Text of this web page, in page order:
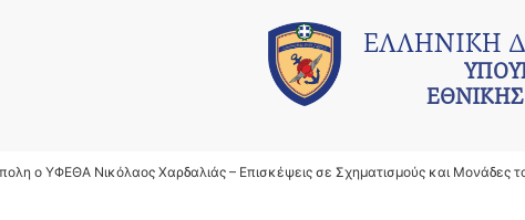
ΕΛΛΗΝΙΚΗ
ο ΥΦΕΘΑ Νικόλαος Χαρδαλιάς – Επισκέψεις σε Σχηματισμούς και Μονάδες